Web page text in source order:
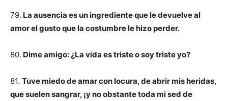
79. La ausencia es un ingrediente que le devuelve al
amor el gusto que la costumbre le hizo perder.
80. Dime amigo: ¿La vida es triste o soy triste yo?
81. Tuve miedo de amar con locura, de abrir mis heridas,
que suelen sangrar, ¡y no obstante toda mi sed de